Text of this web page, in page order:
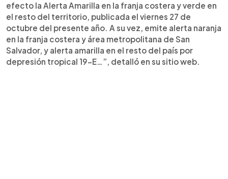
efecto la Alerta Amarilla en la franja costera y verde en
el resto del territorio, publicada el viernes 27 de
octubre del presente año. A su vez, emite alerta naranja
en la franja costera y área metropolitana de San
Salvador, y alerta amarilla en el resto del país por
depresión tropical 19-E…”, detalló en su sitio web.